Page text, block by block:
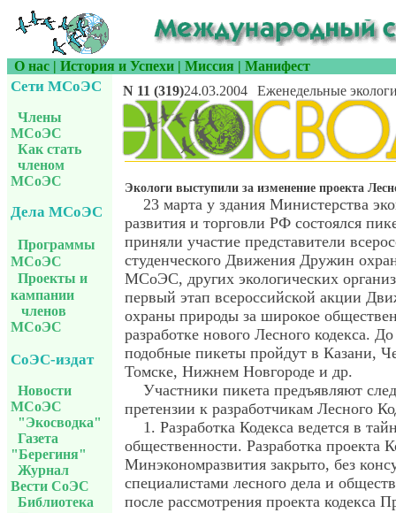
О нас | История и Успехи | Миссия | Манифест
Сети МСоЭС
Члены
МСоЭС
Как стать
членом
МСоЭС
Дела МСоЭС
Программы
МСоЭС
Проекты и
кампании
членов
МСоЭС
СоЭС-издат
Новости
МСоЭС
"Экосводка"
Газета
"Берегиня"
Журнал
Вести СоЭС
Библиотека
N 11 (319)24.03.2004 Еженедельные
Экологи выступили за изменение проекта
23 марта у здания Министерства
развития и торговли РФ состоялся
приняли участие представители
студенческого Движения Дружин
МСоЭС, других экологических
первый этап всероссийской акции
охраны природы за широкое
разработке нового Лесного кодекса.
подобные пикеты пройдут в Казани,
Томске, Нижнем Новгороде и др.
Участники пикета предъявляют
претензии к разработчикам Лесного
1. Разработка Кодекса ведется в
общественности. Разработка проекта
Минэкономразвития закрыто, без
специалистами лесного дела и
после рассмотрения проекта кодекса